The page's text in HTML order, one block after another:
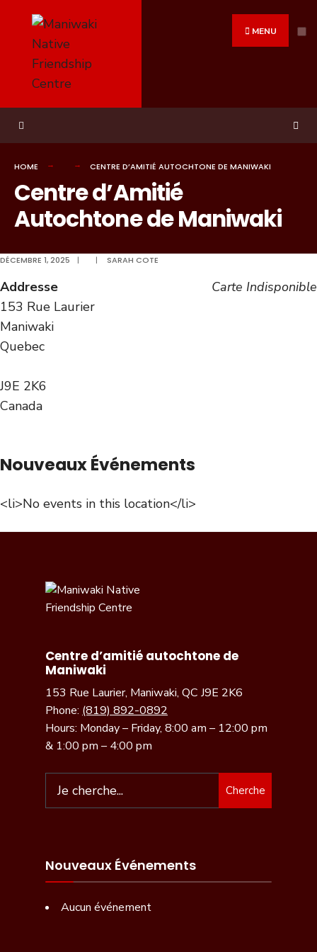
content
MENU
HOME CENTRE D’AMITIÉ AUTOCHTONE DE MANIWAKI
Centre d’Amitié
Autochtone de Maniwaki
DÉCEMBRE 1, 2025 | | SARAH COTE
Carte Indisponible
Addresse
153 Rue Laurier
Maniwaki
Quebec
J9E 2K6
Canada
Nouveaux Événements
<li>No events in this location</li>
Centre d’amitié autochtone de
Maniwaki
153 Rue Laurier, Maniwaki, QC J9E 2K6
Phone: (819) 892-0892
Hours: Monday – Friday, 8:00 am – 12:00 pm
& 1:00 pm – 4:00 pm
for:
Cherche
Nouveaux Événements
Aucun événement
for: